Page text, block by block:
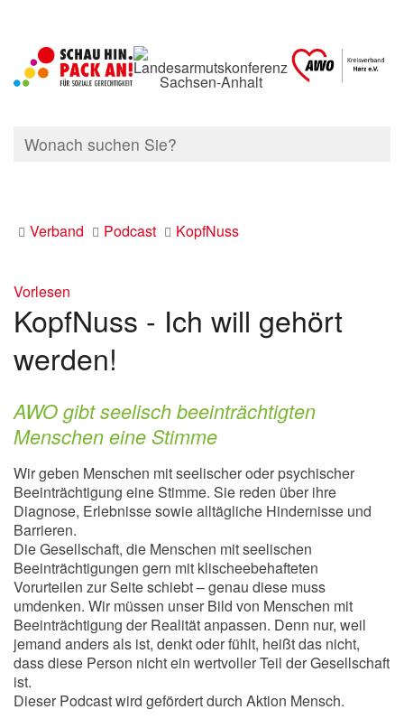
Verband Podcast KopfNuss
Vorlesen
KopfNuss - Ich will gehört
werden!
AWO gibt seelisch beeinträchtigten
Menschen eine Stimme
Wir geben Menschen mit seelischer oder psychischer
Beeinträchtigung eine Stimme. Sie reden über ihre
Diagnose, Erlebnisse sowie alltägliche Hindernisse und
Barrieren.
Die Gesellschaft, die Menschen mit seelischen
Beeinträchtigungen gern mit klischeebehafteten
Vorurteilen zur Seite schiebt – genau diese muss
umdenken. Wir müssen unser Bild von Menschen mit
Beeinträchtigung der Realität anpassen. Denn nur, weil
jemand anders als ist, denkt oder fühlt, heißt das nicht,
dass diese Person nicht ein wertvoller Teil der Gesellschaft
ist.
Dieser Podcast wird gefördert durch Aktion Mensch.